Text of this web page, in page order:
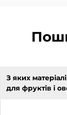
З яких
для фруктів і